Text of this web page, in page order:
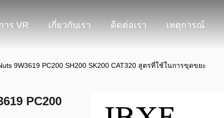
าร VR เกี่ยวกับเรา ติดต่อเรา เหตุการณ์
9W3619 PC200 SH200 SK200 CAT320 สูตรที่ใช้ในการขุดขยะ
PC200